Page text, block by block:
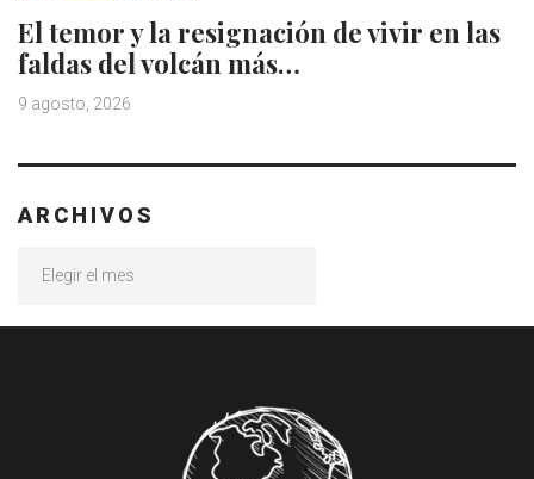
El temor y la resignación de vivir en las
faldas del volcán más…
9 agosto, 2026
ARCHIVOS